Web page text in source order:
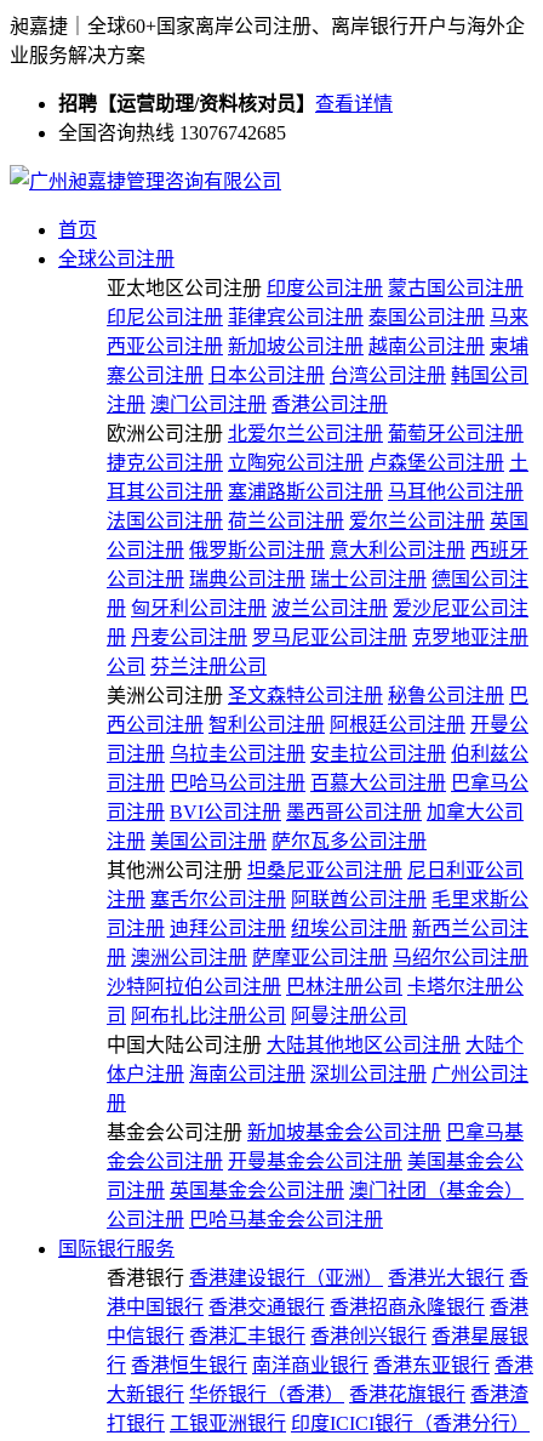
昶嘉捷｜全球60+国家离岸公司注册、离岸银行开户与海外企
业服务解决方案
招聘【运营助理/资料核对员】 查看详情
全国咨询热线 13076742685
首页
全球公司注册
亚太地区公司注册 印度公司注册 蒙古国公司注册
印尼公司注册 菲律宾公司注册 泰国公司注册 马来
西亚公司注册 新加坡公司注册 越南公司注册 柬埔
寨公司注册 日本公司注册 台湾公司注册 韩国公司
注册 澳门公司注册 香港公司注册
欧洲公司注册 北爱尔兰公司注册 葡萄牙公司注册
捷克公司注册 立陶宛公司注册 卢森堡公司注册 土
耳其公司注册 塞浦路斯公司注册 马耳他公司注册
法国公司注册 荷兰公司注册 爱尔兰公司注册 英国
公司注册 俄罗斯公司注册 意大利公司注册 西班牙
公司注册 瑞典公司注册 瑞士公司注册 德国公司注
册 匈牙利公司注册 波兰公司注册 爱沙尼亚公司注
册 丹麦公司注册 罗马尼亚公司注册 克罗地亚注册
公司 芬兰注册公司
美洲公司注册 圣文森特公司注册 秘鲁公司注册 巴
西公司注册 智利公司注册 阿根廷公司注册 开曼公
司注册 乌拉圭公司注册 安圭拉公司注册 伯利兹公
司注册 巴哈马公司注册 百慕大公司注册 巴拿马公
司注册 BVI公司注册 墨西哥公司注册 加拿大公司
注册 美国公司注册 萨尔瓦多公司注册
其他洲公司注册 坦桑尼亚公司注册 尼日利亚公司
注册 塞舌尔公司注册 阿联酋公司注册 毛里求斯公
司注册 迪拜公司注册 纽埃公司注册 新西兰公司注
册 澳洲公司注册 萨摩亚公司注册 马绍尔公司注册
沙特阿拉伯公司注册 巴林注册公司 卡塔尔注册公
司 阿布扎比注册公司 阿曼注册公司
中国大陆公司注册 大陆其他地区公司注册 大陆个
体户注册 海南公司注册 深圳公司注册 广州公司注
册
基金会公司注册 新加坡基金会公司注册 巴拿马基
金会公司注册 开曼基金会公司注册 美国基金会公
司注册 英国基金会公司注册 澳门社团（基金会）
公司注册 巴哈马基金会公司注册
国际银行服务
香港银行 香港建设银行（亚洲） 香港光大银行 香
港中国银行 香港交通银行 香港招商永隆银行 香港
中信银行 香港汇丰银行 香港创兴银行 香港星展银
行 香港恒生银行 南洋商业银行 香港东亚银行 香港
大新银行 华侨银行（香港） 香港花旗银行 香港渣
打银行 工银亚洲银行 印度ICICI银行（香港分行）